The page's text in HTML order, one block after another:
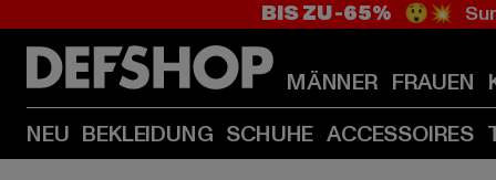
BIS ZU -65% 😲💥
MÄNNER FRAUEN
NEU BEKLEIDUNG SCHUHE ACCESSOIRES